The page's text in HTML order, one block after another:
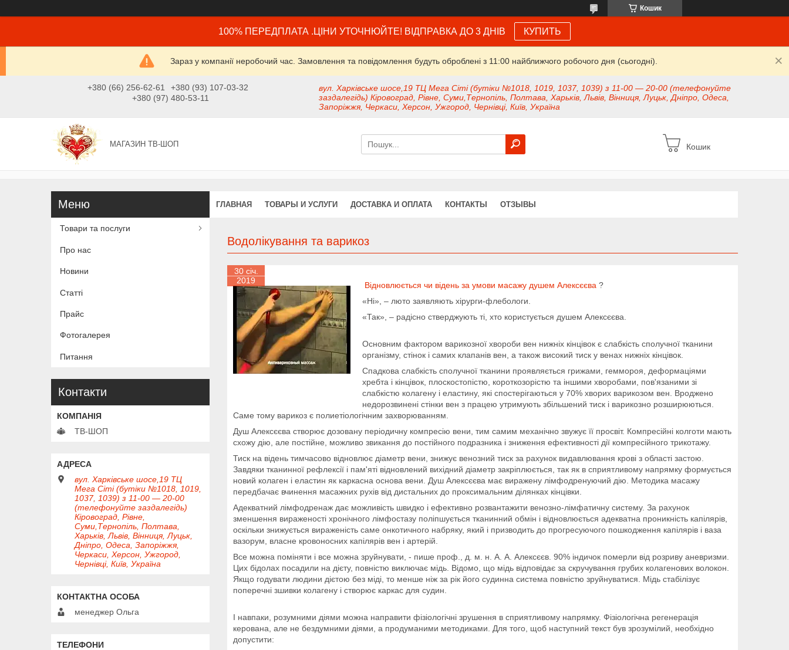
Кошик
100% ПЕРЕДПЛАТА .ЦІНИ УТОЧНЮЙТЕ! ВІДПРАВКА ДО 3 ДНІВ КУПИТЬ
Зараз у компанії неробочий час. Замовлення та повідомлення будуть оброблені з 11:00 найближчого робочого дня (сьогодні).
+380 (66) 256-62-61
+380 (93) 107-03-32
+380 (97) 480-53-11
вул. Харківське шосе,19 ТЦ Мега Сіті (бутіки №1018, 1019, 1037, 1039) з 11-00 — 20-00 (телефонуйте
заздалегідь) Кіровоград, Рівне, Суми,Тернопіль, Полтава, Харьків, Львів, Вінниця, Луцьк, Дніпро, Одеса,
Запоріжжя, Черкаси, Херсон, Ужгород, Чернівці, Київ, Україна
МАГАЗИН ТВ-ШОП Кошик
ГЛАВНАЯ ТОВАРЫ И УСЛУГИ ДОСТАВКА И ОПЛАТА КОНТАКТЫ ОТЗЫВЫ
Водолікування та варикоз
30 січ.
2019
Відновлюється чи відень за умови масажу душем Алексєєва ?
«Ні», – люто заявляють хірурги-флебологи.
«Так», – радісно стверджують ті, хто користується душем Алексєєва.
Основним фактором варикозної хвороби вен нижніх кінцівок є слабкість сполучної тканини
організму, стінок і самих клапанів вен, а також високий тиск у венах нижніх кінцівок.
Спадкова слабкість сполучної тканини проявляється грижами, геммороя, деформаціями
хребта і кінцівок, плоскостопістю, короткозорістю та іншими хворобами, пов'язаними зі
слабкістю колагену і еластину, які спостерігаються у 70% хворих варикозом вен. Вроджено
недорозвинені стінки вен з працею утримують збільшений тиск і варикозно розширюються.
Саме тому варикоз є полиетіологічним захворюванням.
Душ Алексєєва створює дозовану періодичну компресію вени, тим самим механічно звужує її просвіт. Компресійні колготи мають
схожу дію, але постійне, можливо звикання до постійного подразника і зниження ефективності дії компресійного трикотажу.
Тиск на відень тимчасово відновлює діаметр вени, знижує венозний тиск за рахунок видавлювання крові з області застою.
Завдяки тканинної рефлексії і пам'яті відновлений вихідний діаметр закріплюється, так як в сприятливому напрямку формується
новий колаген і еластин як каркасна основа вени. Душ Алексєєва має виражену лімфодренуючий дію. Методика масажу
передбачає вчинення масажних рухів від дистальних до проксимальним ділянках кінцівки.
Адекватний лімфодренаж дає можливість швидко і ефективно розвантажити венозно-лімфатичну систему. За рахунок
зменшення вираженості хронічного лімфостазу поліпшується тканинний обмін і відновлюється адекватна проникність капілярів,
оскільки знижується вираженість саме онкотичного набряку, який і призводить до прогресуючого пошкодження капілярів і ваза
вазорум, власне кровоносних капілярів вен і артерій.
Все можна поміняти і все можна зруйнувати, - пише проф., д. м. н. А. А. Алексєєв. 90% індичок померли від розриву аневризми.
Цих бідолах посадили на дієту, повністю виключає мідь. Відомо, що мідь відповідає за скручування грубих колагенових волокон.
Якщо годувати людини дієтою без міді, то менше ніж за рік його судинна система повністю зруйнуватися. Мідь стабілізує
поперечні зшивки колагену і створює каркас для судин.
І навпаки, розумними діями можна направити фізіологічні зрушення в сприятливому напрямку. Фізіологічна регенерація
керована, але не бездумними діями, а продуманими методиками. Для того, щоб наступний текст був зрозумілий, необхідно
допустити:
Товари та послуги
Про нас
Новини
Статті
Прайс
Фотогалерея
Питання
Контакти
ТВ-ШОП
вул. Харківське шосе,19 ТЦ
Мега Сіті (бутіки №1018, 1019,
1037, 1039) з 11-00 — 20-00
(телефонуйте заздалегідь)
Кіровоград, Рівне,
Суми,Тернопіль, Полтава,
Харьків, Львів, Вінниця, Луцьк,
Дніпро, Одеса, Запоріжжя,
Черкаси, Херсон, Ужгород,
Чернівці, Київ, Україна
менеджер Ольга